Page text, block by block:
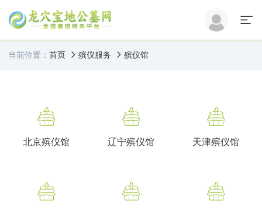
当前位置： 首页 殡仪服务 殡仪馆
北京殡仪馆 辽宁殡仪馆 天津殡仪馆